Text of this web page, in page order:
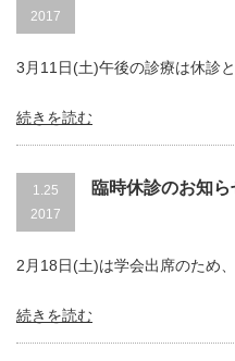
2017
3月11日(土)午後の診療は休診と
続きを読む
1.25
2017
臨時休診のお知ら
2月18日(土)は学会出席のため
続きを読む